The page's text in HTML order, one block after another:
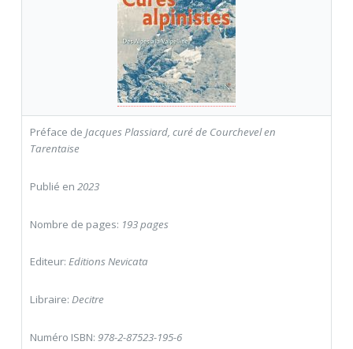
Préface de Jacques Plassiard, curé de Courchevel en
Tarentaise
Publié en 2023
Nombre de pages: 193 pages
Editeur: Editions Nevicata
Libraire: Decitre
Numéro ISBN: 978-2-87523-195-6